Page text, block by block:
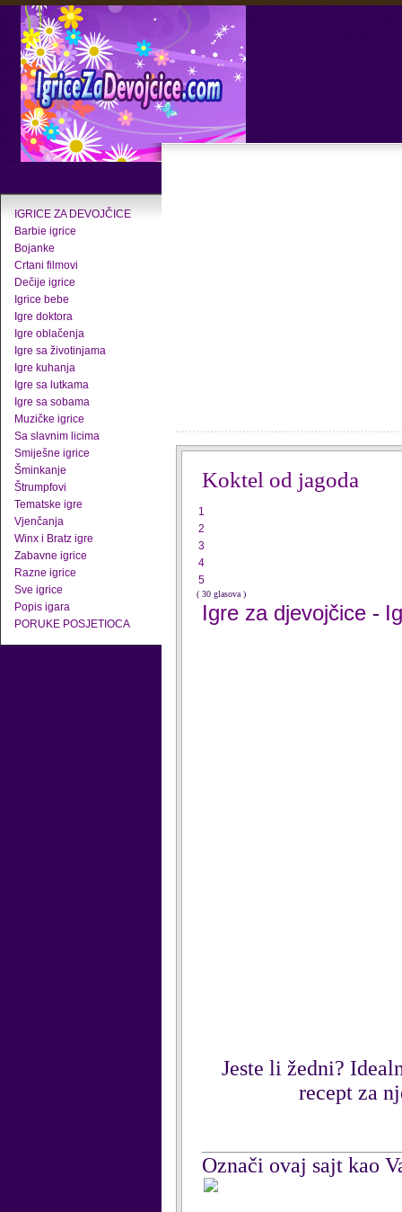
IGRICE ZA DEVOJČICE
Barbie igrice
Bojanke
Crtani filmovi
Dečije igrice
Igrice bebe
Igre doktora
Igre oblačenja
Igre sa životinjama
Igre kuhanja
Igre sa lutkama
Igre sa sobama
Muzičke igrice
Sa slavnim licima
Smiješne igrice
Šminkanje
Štrumpfovi
Tematske igre
Vjenčanja
Winx i Bratz igre
Zabavne igrice
Razne igrice
Sve igrice
Popis igara
PORUKE POSJETIOCA
Koktel od jagoda
1
2
3
4
5
( 30 glasova )
Igre za djevojčice -
Jeste li žedni?
recept za
Označi ovaj sajt kao